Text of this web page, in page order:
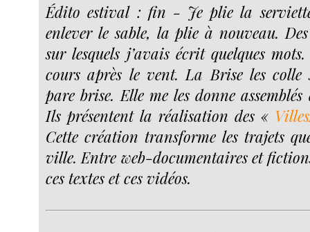
Édito estival : fin - Je plie la
enlever le sable, la plie à nouveau.
sur lesquels j’avais écrit quelques
cours après le vent. La Brise les
pare brise. Elle me les donne
Ils présentent la réalisation des «
Cette création transforme les trajets
ville. Entre web-documentaires et
ces textes et ces vidéos.